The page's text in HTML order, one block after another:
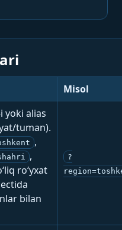
Misol
yoki alias
tuman).
,
,
ro‘yxat
bilan
?